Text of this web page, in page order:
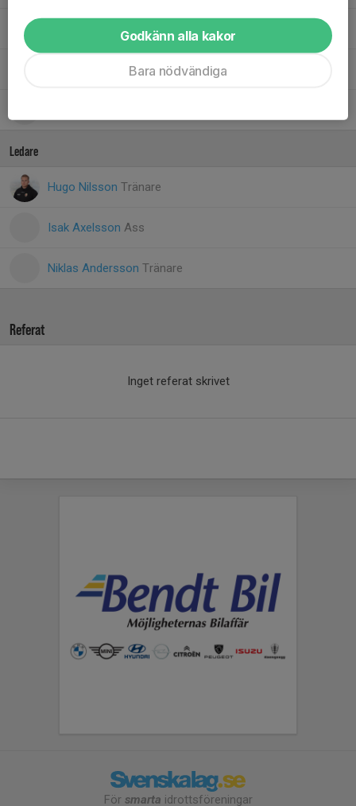
30. Oskar Palm, Herr A
62. Simon Isaksson, Herr J
Ledare
Hugo Nilsson Tränare
Isak Axelsson Ass
Niklas Andersson Tränare
Referat
Inget referat skrivet
För smarta idrottsföreningar
Godkänn alla kakor
Bara nödvändiga